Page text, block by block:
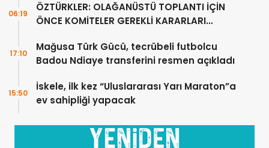
ÖZTÜRKLER: OLAĞANÜSTÜ TOPLANTI İÇİN
ÖNCE KOMİTELER GEREKLİ KARARLARI
06:19
Mağusa Türk Gücü, tecrübeli futbolcu
Badou Ndiaye transferini resmen açıkladı
17:10
İskele, ilk kez “Uluslararası Yarı Maraton”a
ev sahipliği yapacak
15:50